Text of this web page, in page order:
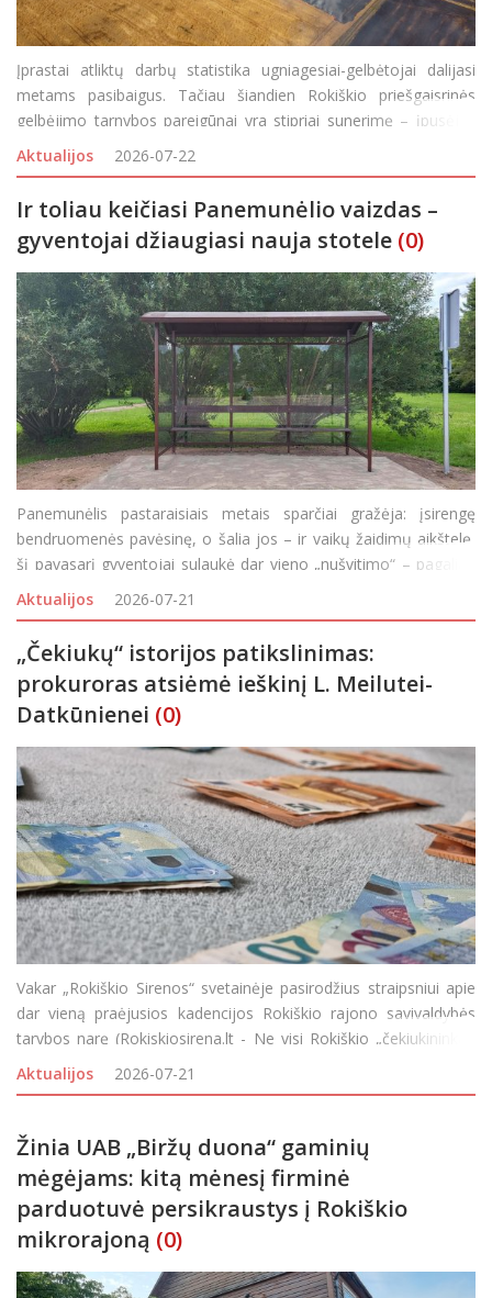
Įprastai atliktų darbų statistika ugniagesiai-gelbėtojai dalijasi
metams pasibaigus. Tačiau šiandien Rokiškio priešgaisrinės
gelbėjimo tarnybos pareigūnai yra stipriai sunerimę – įpusėjus
2026-uosius, stebi ženkliai padidėjusį gaisrų skaičių, lyginant su
praėjusių metų sta
Aktualijos 2026-07-22
Ir toliau keičiasi Panemunėlio vaizdas –
gyventojai džiaugiasi nauja stotele (0)
Panemunėlis pastaraisiais metais sparčiai gražėja: įsirengę
bendruomenės pavėsinę, o šalia jos – ir vaikų žaidimų aikštelę,
šį pavasarį gyventojai sulaukė dar vieno „nušvitimo“ – pagaliau
buvo nugriautas senas ūkinis kluonas, ilgus metus
Aktualijos 2026-07-21
„Čekiukų“ istorijos patikslinimas:
prokuroras atsiėmė ieškinį L. Meilutei-
Datkūnienei (0)
Vakar „Rokiškio Sirenos“ svetainėje pasirodžius straipsniui apie
dar vieną praėjusios kadencijos Rokiškio rajono savivaldybės
tarybos narę (Rokiskiosirena.lt - Ne visi Rokiškio „čekiukininkai“
sutinka su prokuroro nuomone: dėl dar vienos politikės kreipta
Aktualijos 2026-07-21
Žinia UAB „Biržų duona“ gaminių
mėgėjams: kitą mėnesį firminė
parduotuvė persikraustys į Rokiškio
mikrorajoną (0)